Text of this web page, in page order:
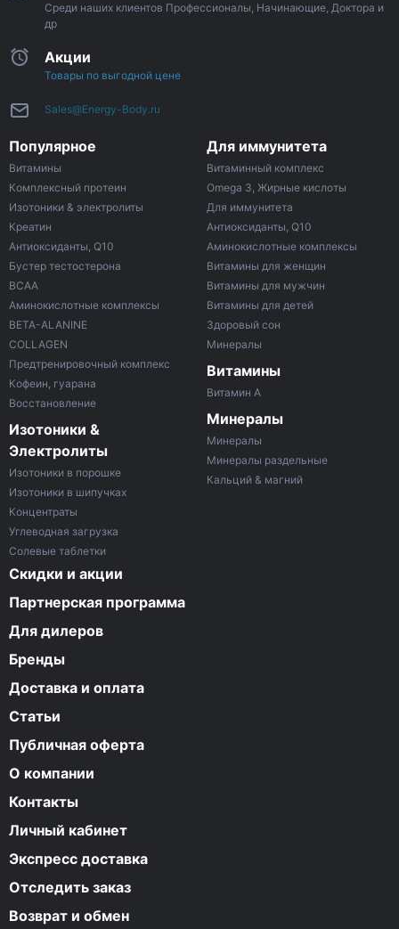
Среди наших клиентов Профессионалы, Начинающие, Доктора и
др
Акции
Товары по выгодной цене
Sales@Energy-Body.ru
Популярное
Витамины
Комплексный протеин
Изотоники & электролиты
Креатин
Антиоксиданты, Q10
Бустер тестостерона
ВСАА
Аминокислотные комплексы
BETA-ALANINE
COLLAGEN
Предтренировочный комплекс
Кофеин, гуарана
Восстановление
Изотоники &
Электролиты
Изотоники в порошке
Изотоники в шипучках
Концентраты
Углеводная загрузка
Солевые таблетки
Для иммунитета
Витаминный комплекс
Omega 3, Жирные кислоты
Для иммунитета
Антиоксиданты, Q10
Аминокислотные комплексы
Витамины для женщин
Витамины для мужчин
Витамины для детей
Здоровый сон
Минералы
Витамины
Витамин A
Минералы
Минералы
Минералы раздельные
Кальций & магний
Скидки и акции
Партнерская программа
Для дилеров
Бренды
Доставка и оплата
Статьи
Публичная оферта
О компании
Контакты
Личный кабинет
Экспресс доставка
Отследить заказ
Возврат и обмен